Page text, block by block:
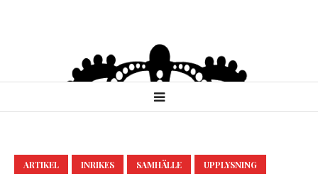
ARTIKEL INRIKES SAMHÄLLE UPPLYSNING